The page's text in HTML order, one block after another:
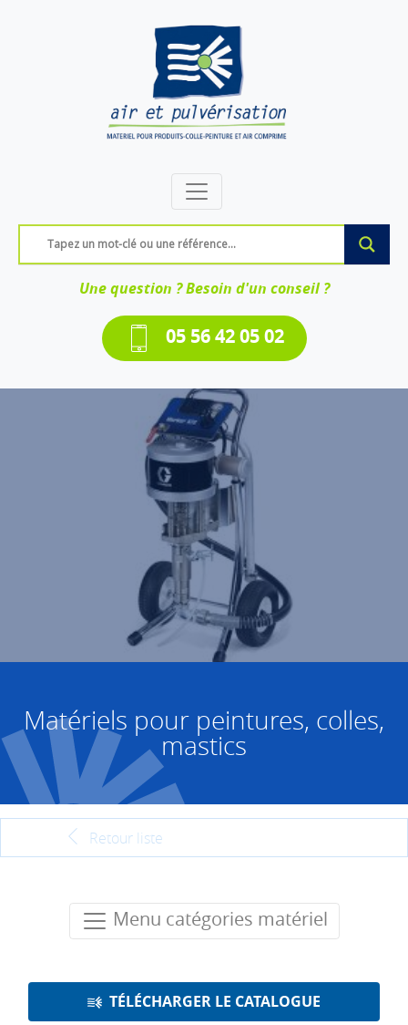
Une question ? Besoin d'un conseil ?
05 56 42 05 02
Matériels pour peintures, colles,
mastics
Retour liste
Menu catégories matériel
TÉLÉCHARGER LE CATALOGUE